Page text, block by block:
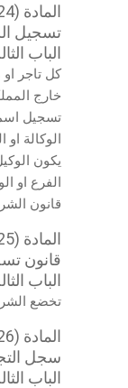
المادة (24)
تسجيل
الباب
كل تاجر
خارج
تسجيل
الوكالة
يكون
الفرع او
قانون
المادة (25)
قانون
الباب
تخضع
المادة (26)
سجل
الباب